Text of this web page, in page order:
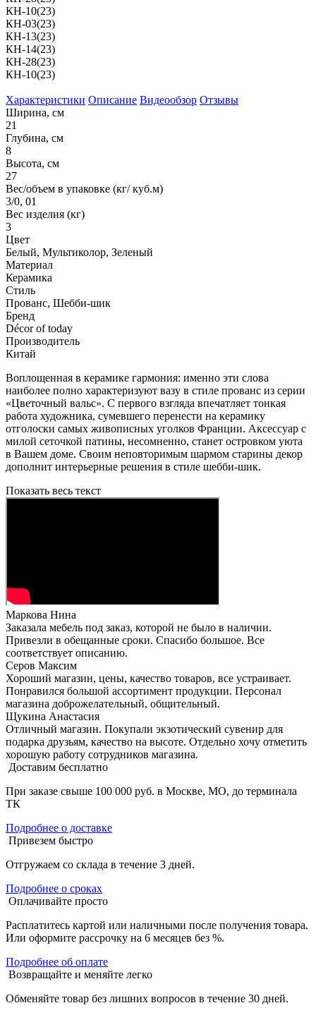
КН-10(23)
КН-03(23)
КН-13(23)
КН-14(23)
КН-28(23)
КН-10(23)
Характеристики Описание Видеообзор Отзывы
Ширина, см
21
Глубина, см
8
Высота, см
27
Вес/объем в упаковке (кг/ куб.м)
3/0, 01
Вес изделия (кг)
3
Цвет
Белый, Мультиколор, Зеленый
Материал
Керамика
Стиль
Прованс, Шебби-шик
Бренд
Décor of today
Производитель
Китай
Воплощенная в керамике гармония: именно эти слова
наиболее полно характеризуют вазу в стиле прованс из серии
«Цветочный вальс». С первого взгляда впечатляет тонкая
работа художника, сумевшего перенести на керамику
отголоски самых живописных уголков Франции. Аксессуар с
милой сеточкой патины, несомненно, станет островком уюта
в Вашем доме. Своим неповторимым шармом старины декор
дополнит интерьерные решения в стиле шебби-шик.
Показать весь текст
Маркова Нина
Заказала мебель под заказ, которой не было в наличии.
Привезли в обещанные сроки. Спасибо большое. Все
соответствует описанию.
Серов Максим
Хороший магазин, цены, качество товаров, все устраивает.
Понравился большой ассортимент продукции. Персонал
магазина доброжелательный, общительный.
Щукина Анастасия
Отличный магазин. Покупали экзотический сувенир для
подарка друзьям, качество на высоте. Отдельно хочу отметить
хорошую работу сотрудников магазина.
Доставим бесплатно
При заказе свыше 100 000 руб. в Москве, МО, до терминала
ТК
Подробнее о доставке
Привезем быстро
Отгружаем со склада в течение 3 дней.
Подробнее о сроках
Оплачивайте просто
Расплатитесь картой или наличными после получения товара.
Или оформите рассрочку на 6 месяцев без %.
Подробнее об оплате
Возвращайте и меняйте легко
Обменяйте товар без лишних вопросов в течение 30 дней.